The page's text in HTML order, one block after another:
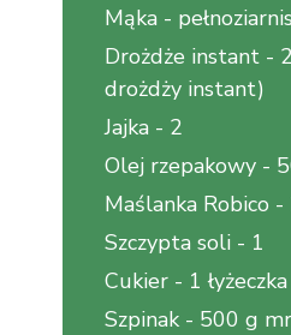
Mąka -
Drożdże instant -
drożdży instant)
Jajka - 2
Olej rzepakowy -
Maślanka Robico -
Szczypta soli - 1
Cukier - 1 łyżeczka
Szpinak - 500 g